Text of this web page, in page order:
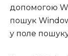
допомогою
пошук
у поле